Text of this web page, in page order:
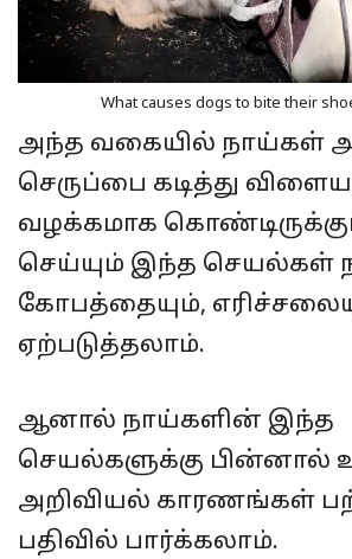
What causes dogs to bite their
அந்த வகையில் நாய்கள்
செருப்பை கடித்து
வழக்கமாக
செய்யும் இந்த செயல்கள்
கோபத்தையும்,
ஏற்படுத்தலாம்.
ஆனால் நாய்களின் இந்த
செயல்களுக்கு பின்னால்
அறிவியல் காரணங்கள்
பதிவில் பார்க்கலாம்.